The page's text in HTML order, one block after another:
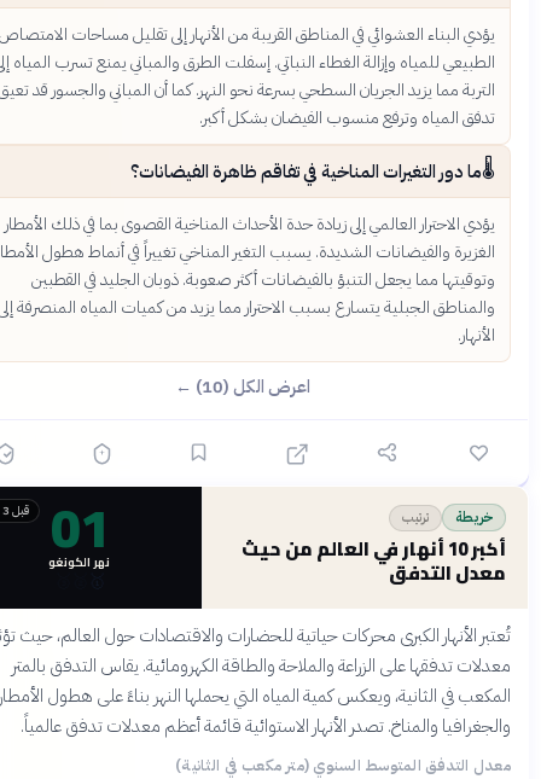
يؤدي البناء العشوائي في المناطق القريبة من الأنهار إلى تقليل مساحات الامتصاص
الطبيعي للمياه وإزالة الغطاء النباتي. إسفلت الطرق والمباني يمنع تسرب المياه إلى
التربة مما يزيد الجريان السطحي بسرعة نحو النهر. كما أن المباني والجسور قد تعيق
تدفق المياه وترفع منسوب الفيضان بشكل أكبر.
ما دور التغيرات المناخية في تفاقم ظاهرة الفيضانات؟
يؤدي الاحترار العالمي إلى زيادة حدة الأحداث المناخية القصوى بما في ذلك الأمطار
الغزيرة والفيضانات الشديدة. يسبب التغير المناخي تغييراً في أنماط هطول الأمطار
وتوقيتها مما يجعل التنبؤ بالفيضانات أكثر صعوبة. ذوبان الجليد في القطبين
والمناطق الجبلية يتسارع بسبب الاحترار مما يزيد من كميات المياه المنصرفة إلى
اعرض الكل (10) ←
خريطة ترتيب
أكبر 10 أنهار في العالم من حيث
التدفق
قبل 3 أشهر 01
نهر الكونغو
الأنهار الكبرى محركات حياتية للحضارات والاقتصادات حول العالم، حيث تؤثر
تدفقها على الزراعة والملاحة والطاقة الكهرومائية. يقاس التدفق بالمتر
في الثانية، ويعكس كمية المياه التي يحملها النهر بناءً على هطول الأمطار
والمناخ. تصدر الأنهار الاستوائية قائمة أعظم معدلات تدفق عالمياً.
التدفق المتوسط السنوي (متر مكعب في الثانية)